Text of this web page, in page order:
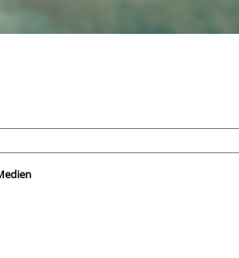
der Sie suchen wollen.